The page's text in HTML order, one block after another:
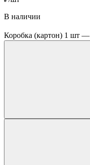
В наличии
Коробка (картон) 1 шт —